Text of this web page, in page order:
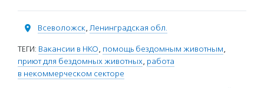
Всеволожск, Ленинградская обл.
ТЕГИ: Вакансии в НКО, помощь бездомным животным,
приют для бездомных животных, работа
в некоммерческом секторе